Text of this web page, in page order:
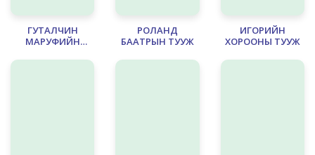
ГУТАЛЧИН
МАРУФИЙН
РОЛАНД
БААТРЫН ТУУЖ
ИГОРИЙН
ХОРООНЫ ТУУЖ